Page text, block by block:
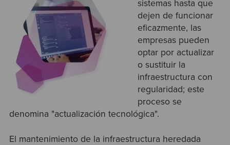
sistemas hasta que
dejen de funcionar
eficazmente, las
empresas pueden
optar por actualizar
o sustituir la
infraestructura con
regularidad; este
proceso se
denomina "actualización tecnológica".
El mantenimiento de la infraestructura heredada